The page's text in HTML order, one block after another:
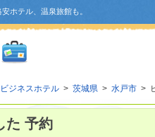
ホテル、温泉旅館も。
ジネスホテル > 茨城県 > 水戸市 >
た 予約